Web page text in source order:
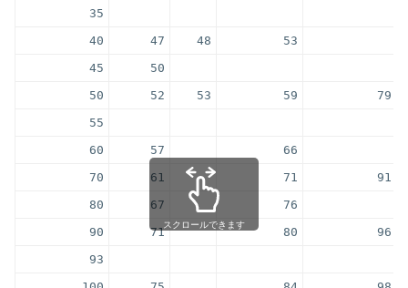
35
40
47 48
53
45
50
50
52 53 59
79
55
60
57
66
70
61 71
91
80
67
76
90
71 80
96
93
スクロールできます